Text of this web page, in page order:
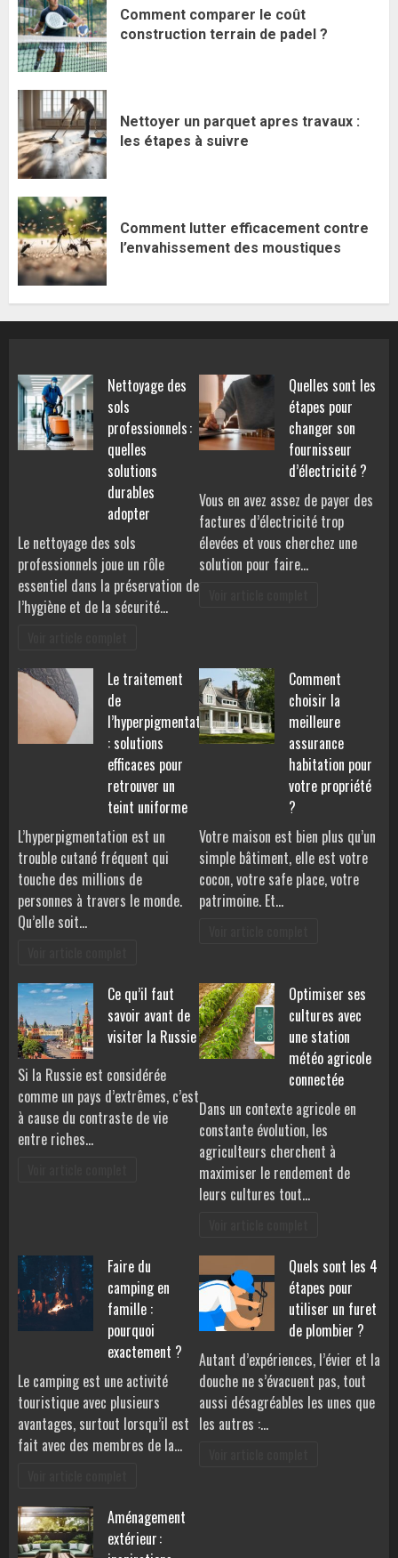
Comment comparer le coût
construction terrain de padel ?
Nettoyer un parquet apres travaux :
les étapes à suivre
Comment lutter efficacement contre
l’envahissement des moustiques
Nettoyage des
sols
professionnels :
quelles
solutions
durables
adopter
Le nettoyage des sols
professionnels joue un rôle
essentiel dans la préservation de
l’hygiène et de la sécurité…
Quelles sont les
étapes pour
changer son
fournisseur
d’électricité ?
Vous en avez assez de payer des
factures d’électricité trop
élevées et vous cherchez une
solution pour faire…
Le traitement
de
l’hyperpigmentation
: solutions
efficaces pour
retrouver un
teint uniforme
L’hyperpigmentation est un
trouble cutané fréquent qui
touche des millions de
personnes à travers le monde.
Qu’elle soit…
Comment
choisir la
meilleure
assurance
habitation pour
votre propriété
?
Votre maison est bien plus qu’un
simple bâtiment, elle est votre
cocon, votre safe place, votre
patrimoine. Et…
Ce qu’il faut
savoir avant de
visiter la Russie
Si la Russie est considérée
comme un pays d’extrêmes, c’est
à cause du contraste de vie
entre riches…
Optimiser ses
cultures avec
une station
météo agricole
connectée
Dans un contexte agricole en
constante évolution, les
agriculteurs cherchent à
maximiser le rendement de
leurs cultures tout…
Faire du
camping en
famille :
pourquoi
exactement ?
Le camping est une activité
touristique avec plusieurs
avantages, surtout lorsqu’il est
fait avec des membres de la…
Quels sont les 4
étapes pour
utiliser un furet
de plombier ?
Autant d’expériences, l’évier et la
douche ne s’évacuent pas, tout
aussi désagréables les unes que
les autres :…
Aménagement
extérieur :